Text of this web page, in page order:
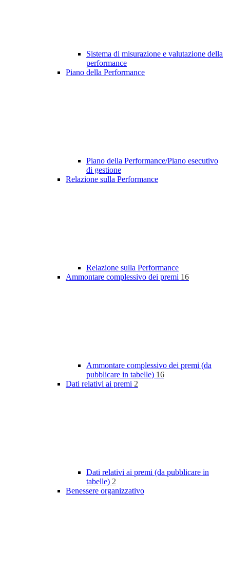
Sistema di misurazione e valutazione della
performance
Piano della Performance
Piano della Performance/Piano esecutivo
di gestione
Relazione sulla Performance
Relazione sulla Performance
Ammontare complessivo dei premi 16
Ammontare complessivo dei premi (da
pubblicare in tabelle) 16
Dati relativi ai premi 2
Dati relativi ai premi (da pubblicare in
tabelle) 2
Benessere organizzativo